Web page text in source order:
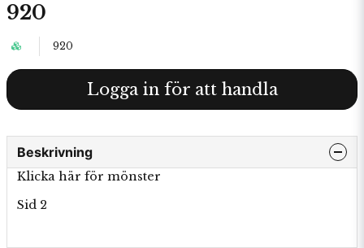
920
920
Logga in för att handla
Beskrivning
Klicka här för mönster
Sid 2